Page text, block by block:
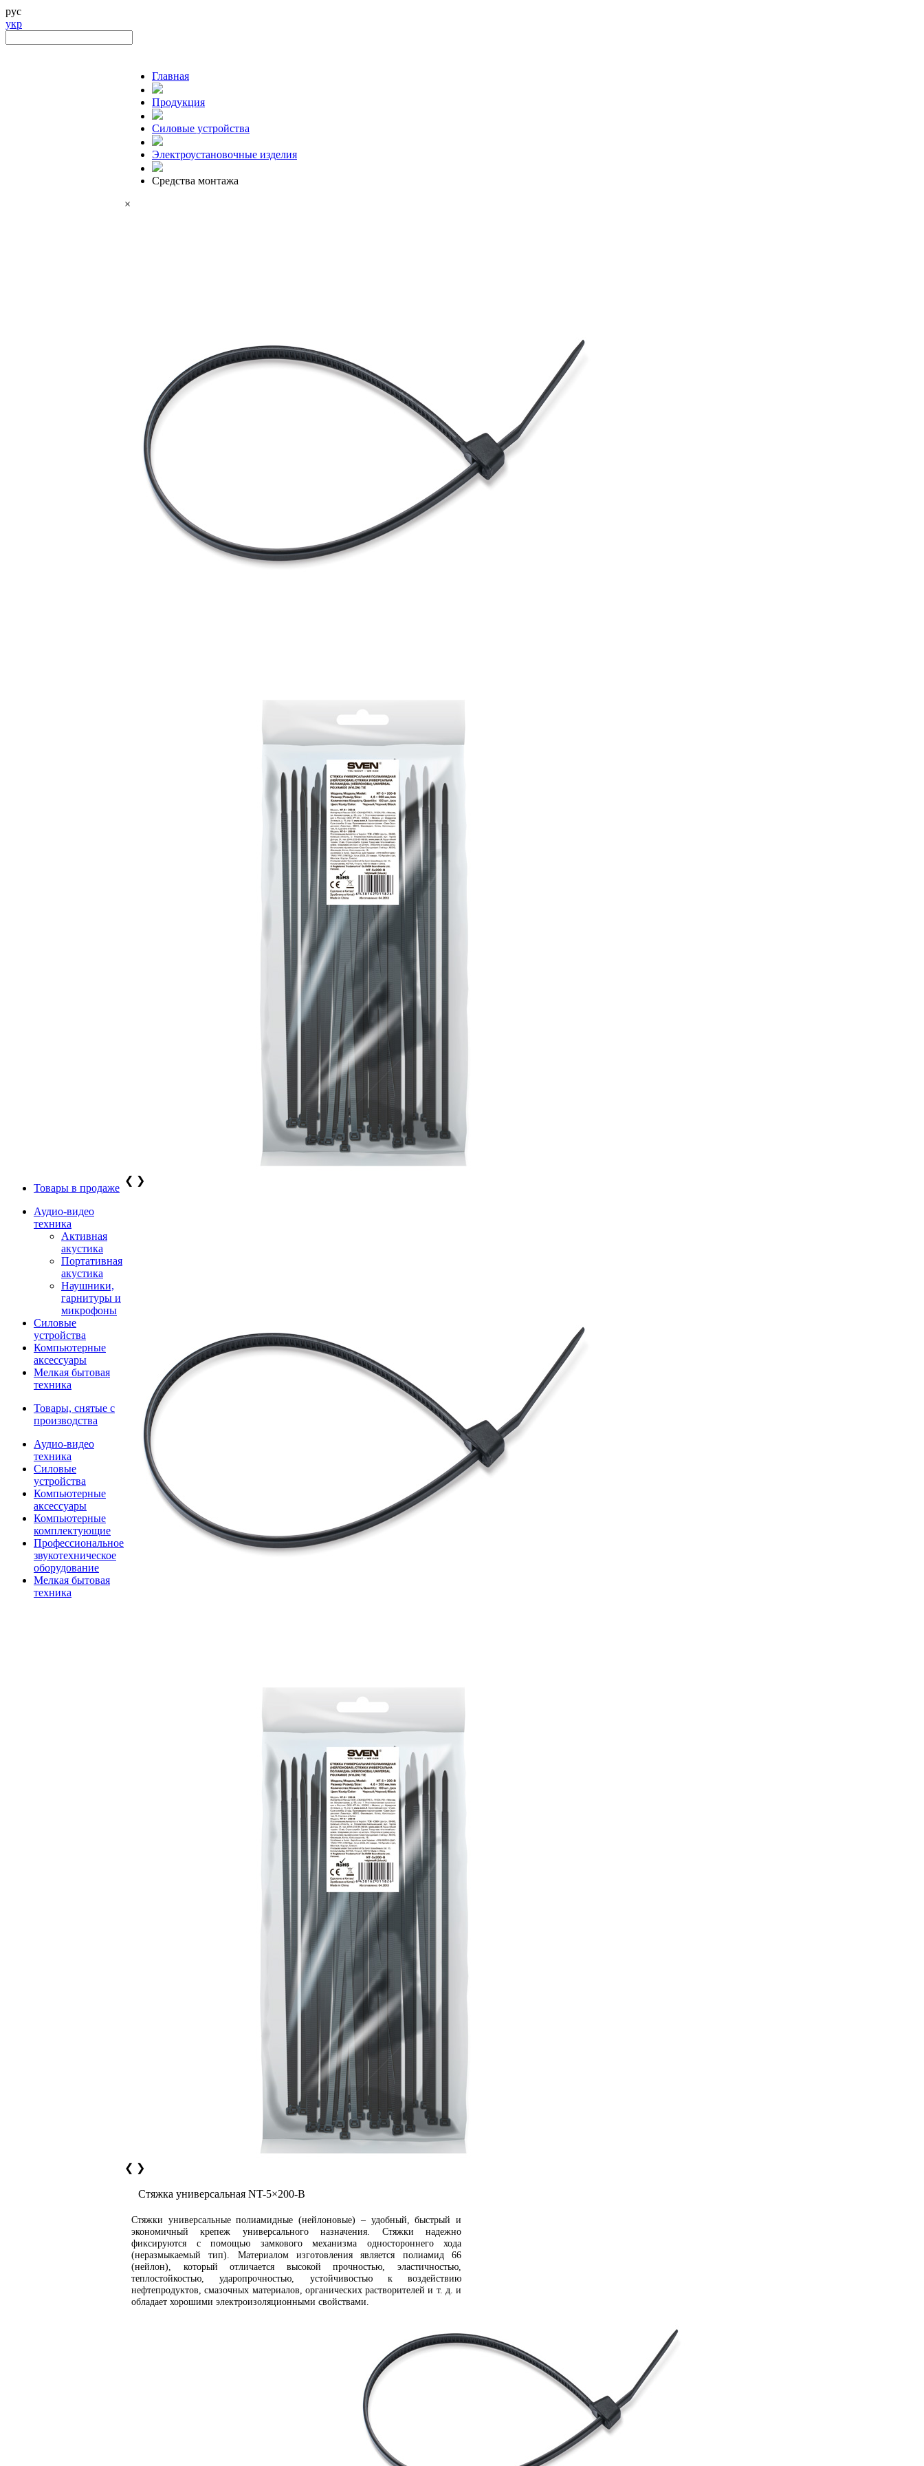
рус
укр
Товары в продаже
Аудио-видео
техника
Активная
акустика
Портативная
акустика
Наушники,
гарнитуры и
микрофоны
Силовые
устройства
Компьютерные
аксессуары
Мелкая бытовая
техника
Товары, снятые с
производства
Аудио-видео
техника
Силовые
устройства
Компьютерные
аксессуары
Компьютерные
комплектующие
Профессиональное
звукотехническое
оборудование
Мелкая бытовая
техника
Главная
Продукция
Силовые устройства
Электроустановочные изделия
Средства монтажа
×
❮ ❯
❮ ❯
Стяжка универсальная NT-5×200-B
Стяжки универсальные полиамидные (нейлоновые) – удобный, быстрый и
экономичный крепеж универсального назначения. Стяжки надежно
фиксируются с помощью замкового механизма одностороннего хода
(неразмыкаемый тип). Материалом изготовления является полиамид 66
(нейлон), который отличается высокой прочностью, эластичностью,
теплостойкостью, ударопрочностью, устойчивостью к воздействию
нефтепродуктов, смазочных материалов, органических растворителей и т. д. и
обладает хорошими электроизоляционными свойствами.